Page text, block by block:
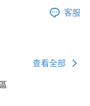
客服
查看全部